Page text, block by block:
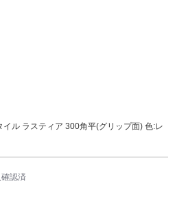
イル ラスティア 300角平(グリップ面) 色:レ
認済